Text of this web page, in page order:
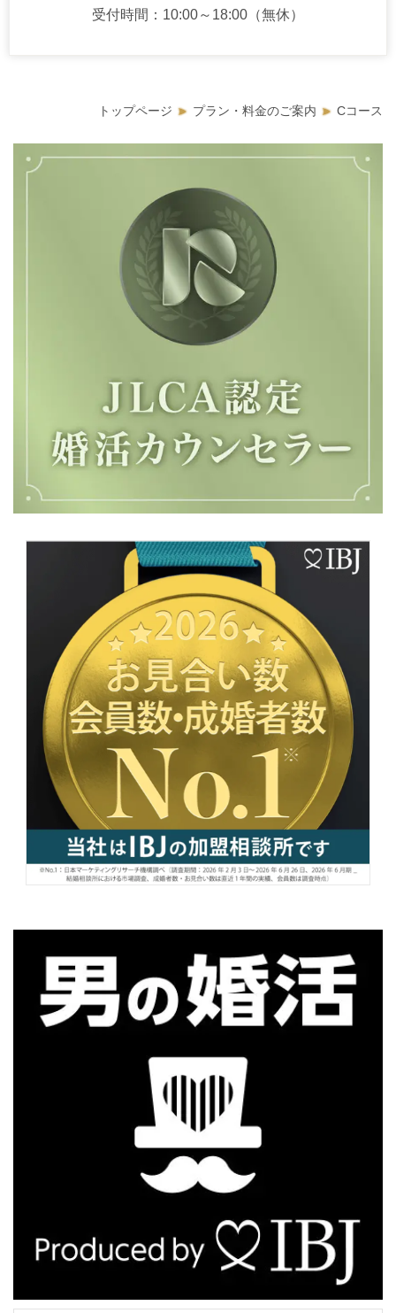
受付時間：10:00～18:00（無休）
トップページ プラン・料金のご案内 Cコース